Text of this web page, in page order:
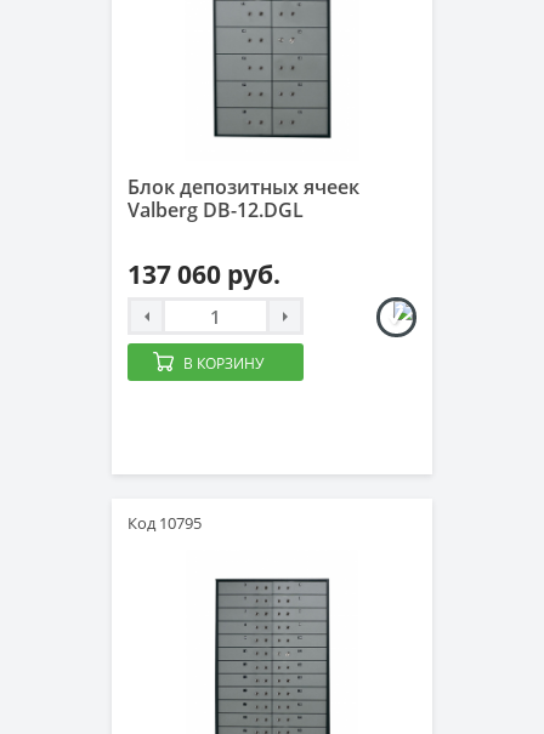
Блок депозитных ячеек
Valberg DB-12.DGL
137 060 руб.
В КОРЗИНУ
Код 10795